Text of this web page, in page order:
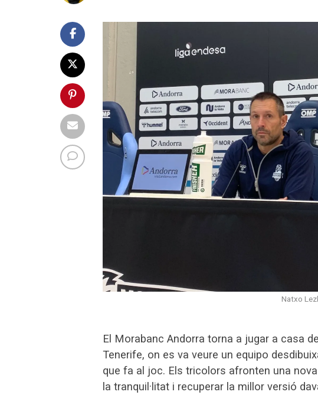
Natxo
El Morabanc Andorra torna a jugar a casa
Tenerife, on es va veure un equipo
que fa al joc. Els tricolors afronten una
la tranquil·litat i recuperar la millor versió